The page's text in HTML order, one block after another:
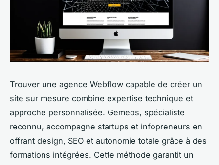
Trouver une agence Webflow capable de créer un
site sur mesure combine expertise technique et
approche personnalisée. Gemeos, spécialiste
reconnu, accompagne startups et infopreneurs en
offrant design, SEO et autonomie totale grâce à des
formations intégrées. Cette méthode garantit un